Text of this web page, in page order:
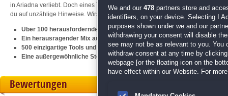
in Ariadna verliebt. Doch eines Tages, verschwindet Ariadna ohne jede Spur.
du auf unzählige Hinweise. Wirst du sie in diesem atemberaubenden
Über 100 herausfordernde Level
Ein herausragender Mix aus WBS und 3-Gewinnt-Spielen
500 einzigartige Tools und über 20 Spielmechaniken
Eine außergewöhnliche Story von den Machern vonHiddenverse: The
Bewertungen
We and our 478 partners store and
identifiers, on your device. Selecting I
purposes shown under we and our
withdrawing your consent will disable
see may not be as relevant to you. You
withdraw consent at any time by
webpage [or the floating icon on the
have effect within our Website. For